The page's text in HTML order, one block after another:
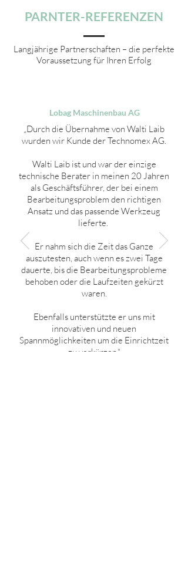
PARNTER-REFERENZEN
Langjährige Partnerschaften – die perfekte
Voraussetzung für Ihren Erfolg
Lobag Maschinenbau AG
„Durch die Übernahme von Walti Laib
wurden wir Kunde der Technomex AG.
Walti Laib ist und war der einzige
technische Berater in meinen 20 Jahren
als Geschäftsführer, der bei einem
Bearbeitungsproblem den richtigen
Ansatz und das passende Werkzeug
lieferte.
Er nahm sich die Zeit das Ganze
auszutesten, auch wenn es zwei Tage
dauerte, bis die Bearbeitungsprobleme
behoben oder die Laufzeiten gekürzt
waren.
Ebenfalls unterstützte er uns mit
innovativen und neuen
Spannmöglichkeiten um die Einrichtzeit
zu verkürzen.“